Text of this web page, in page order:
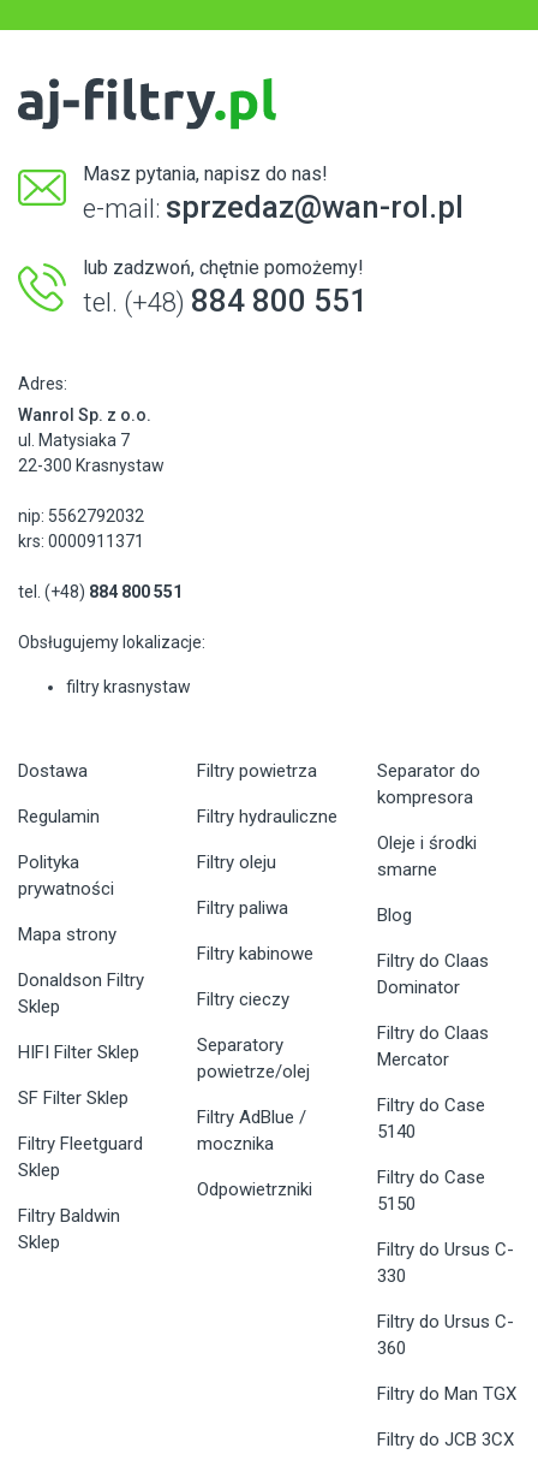
Masz pytania, napisz do nas!
e-mail: sprzedaz@wan-rol.pl
lub zadzwoń, chętnie pomożemy!
tel. (+48) 884 800 551
Adres:
Wanrol Sp. z o.o.
ul. Matysiaka 7
22-300 Krasnystaw
nip: 5562792032
krs: 0000911371
tel. (+48) 884 800 551
Obsługujemy lokalizacje:
filtry krasnystaw
Dostawa
Regulamin
Polityka
prywatności
Mapa strony
Donaldson Filtry
Sklep
HIFI Filter Sklep
SF Filter Sklep
Filtry Fleetguard
Sklep
Filtry Baldwin
Sklep
Filtry powietrza
Filtry hydrauliczne
Filtry oleju
Filtry paliwa
Filtry kabinowe
Filtry cieczy
Separatory
powietrze/olej
Filtry AdBlue /
mocznika
Odpowietrzniki
Separator do
kompresora
Oleje i środki
smarne
Blog
Filtry do Claas
Dominator
Filtry do Claas
Mercator
Filtry do Case
5140
Filtry do Case
5150
Filtry do Ursus C-
330
Filtry do Ursus C-
360
Filtry do Man TGX
Filtry do JCB 3CX